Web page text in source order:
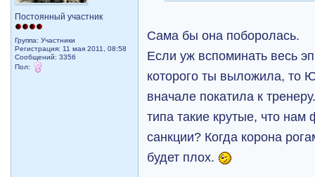
Постоянный участник
Группа: Участники
Регистрация: 11 мая 2011, 08:58
Сообщений: 3356
Пол:
Сама бы она поборолась.
Если уж вспоминать весь
которого ты выложила, то
вначале покатила к
типа такие крутые, что нам
санкции? Когда корона
будет плох.